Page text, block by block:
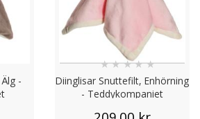
innebär att du väljer en butik
och som vet hur viktigt det är
är
tryggt, mjukt och
perfekta Teddykompaniet-
kombinerar barnsäkerhet,
-
Diinglisar Snuttefilt, Enhörning
- Teddykompaniet
★★★★★